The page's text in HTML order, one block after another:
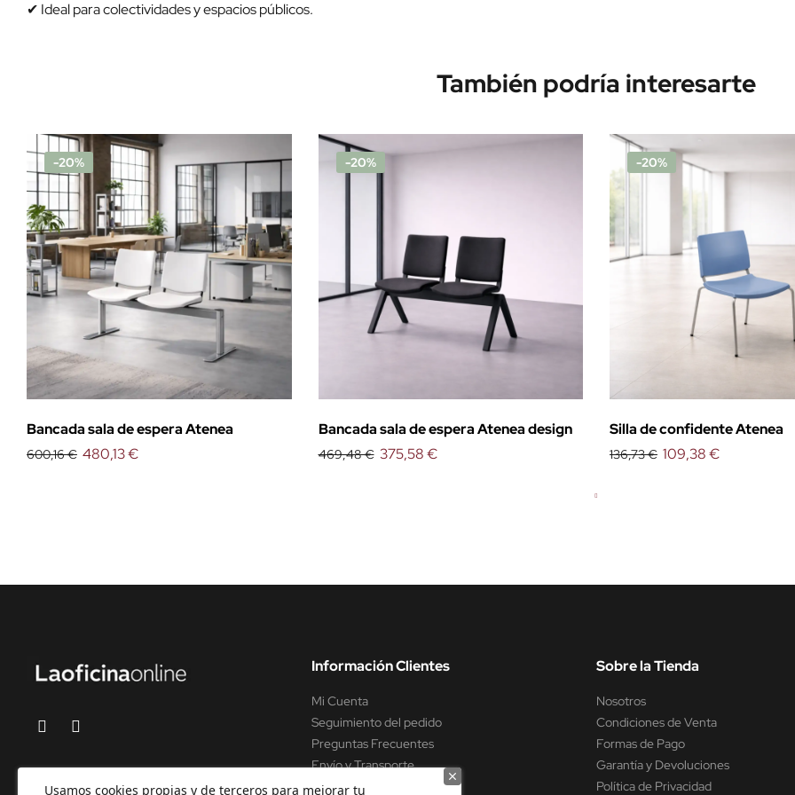
✔ Ideal para colectividades y espacios públicos.
También podría interesarte
-20%
Bancada sala de espera Atenea
600,16 € 480,13 €
-20%
Bancada sala de espera Atenea design
469,48 € 375,58 €
-20%
Silla de confidente Atenea
136,73 € 109,38 €
Usamos cookies propias y de terceros para mejorar tu
Información Clientes
Mi Cuenta
Seguimiento del pedido
Preguntas Frecuentes
Envío y Transporte
Soporte y asistencia
Sobre la Tienda
Nosotros
Condiciones de Venta
Formas de Pago
Garantía y Devoluciones
Política de Privacidad